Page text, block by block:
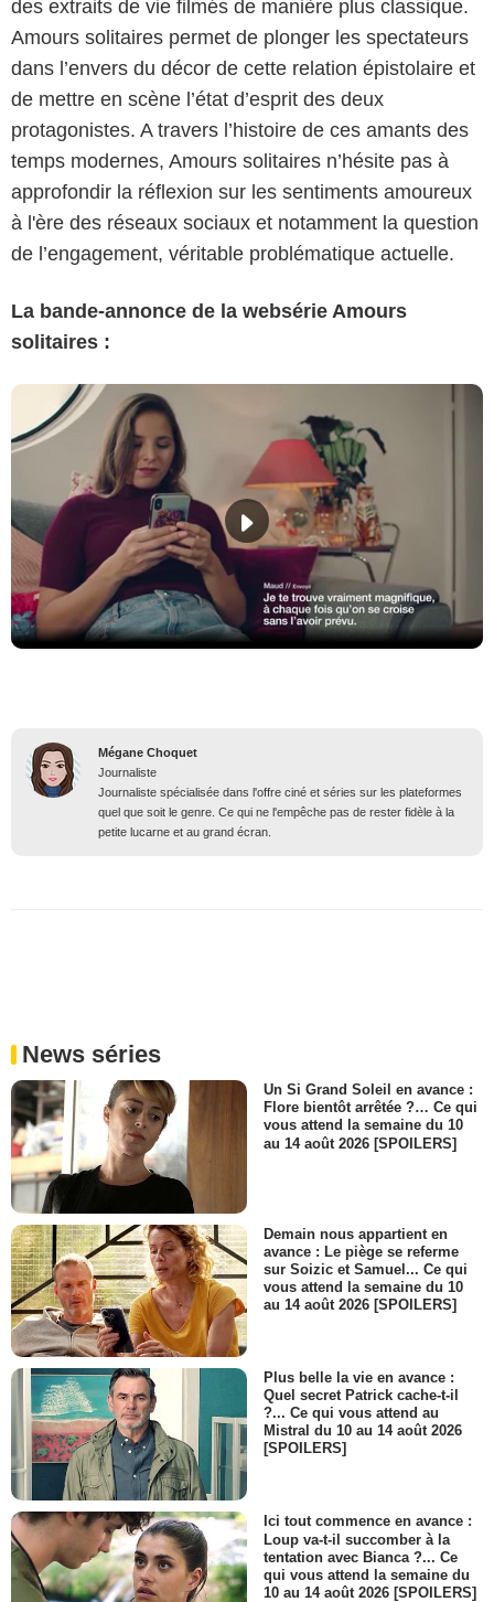
des extraits de vie filmés de manière plus classique.
Amours solitaires permet de plonger les spectateurs
dans l’envers du décor de cette relation épistolaire et
de mettre en scène l’état d’esprit des deux
protagonistes. A travers l’histoire de ces amants des
temps modernes, Amours solitaires n’hésite pas à
approfondir la réflexion sur les sentiments amoureux
à l'ère des réseaux sociaux et notamment la question
de l’engagement, véritable problématique actuelle.
La bande-annonce de la websérie Amours
solitaires :
Mégane Choquet
Journaliste
Journaliste spécialisée dans l'offre ciné et séries sur les plateformes
quel que soit le genre. Ce qui ne l'empêche pas de rester fidèle à la
petite lucarne et au grand écran.
News séries
Un Si Grand Soleil en avance :
Flore bientôt arrêtée ?… Ce qui
vous attend la semaine du 10
au 14 août 2026 [SPOILERS]
Demain nous appartient en
avance : Le piège se referme
sur Soizic et Samuel... Ce qui
vous attend la semaine du 10
au 14 août 2026 [SPOILERS]
Plus belle la vie en avance :
Quel secret Patrick cache-t-il
?... Ce qui vous attend au
Mistral du 10 au 14 août 2026
[SPOILERS]
Ici tout commence en avance :
Loup va-t-il succomber à la
tentation avec Bianca ?... Ce
qui vous attend la semaine du
10 au 14 août 2026 [SPOILERS]